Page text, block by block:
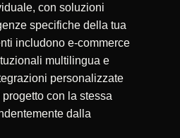
con soluzioni
specifiche della tua
includono e-commerce
multilingua e
personalizzate
con la stessa
dalla